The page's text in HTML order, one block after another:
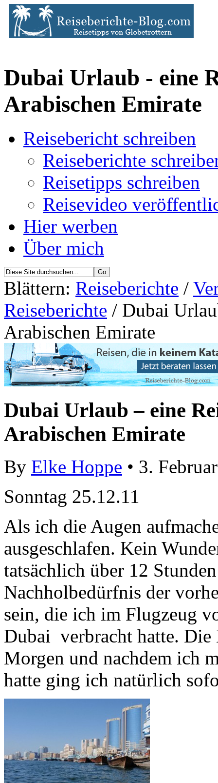
Dubai Urlaub - eine
Arabischen Emirate
Reisebericht schreiben
Reiseberichte
Reisetipps schreiben
Reisevideo
Hier werben
Über mich
Blättern: Reiseberichte /
Reiseberichte / Dubai
Arabischen Emirate
Dubai Urlaub – eine
Arabischen Emirate
By Elke Hoppe • 3.
Sonntag 25.12.11
Als ich die Augen
ausgeschlafen. Kein
tatsächlich über 12
Nachholbedürfnis der
sein, die ich im Flugzeug
Dubai verbracht hatte.
Morgen und nachdem ich
hatte ging ich natürlich